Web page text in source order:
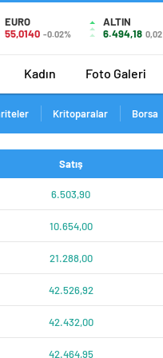
EURO
55,0140 -0.02%
ALTIN
6.494,18 0,02
Kadın Foto Galeri
Kritoparalar Borsa
Satış
6.503,90
10.654,00
21.288,00
42.526,92
42.432,00
42.464,95